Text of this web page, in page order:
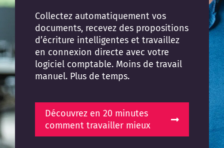
Collectez automatiquement vos
documents, recevez des propositions
d’écriture intelligentes et travaillez
en connexion directe avec votre
logiciel comptable. Moins de travail
manuel. Plus de temps.
Découvrez en 20 minutes
comment travailler mieux